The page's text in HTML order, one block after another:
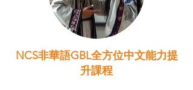
NCS非華語GBL全方位中文能力提
升課程